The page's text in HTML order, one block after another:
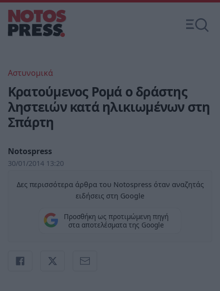
Αστυνομικά
Κρατούμενος Ρομά ο δράστης
ληστειών κατά ηλικιωμένων στη
Σπάρτη
Notospress
30/01/2014 13:20
Δες περισσότερα άρθρα του Notospress όταν αναζητάς
ειδήσεις στη Google
Προσθήκη ως προτιμώμενη πηγή
στα αποτελέσματα της Google